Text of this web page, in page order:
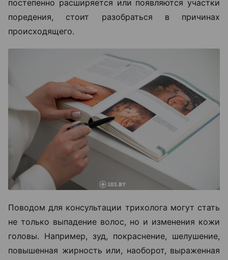
постепенно расширяется или появляются участки
поредения, стоит разобраться в причинах
происходящего.
Поводом для консультации трихолога могут стать
не только выпадение волос, но и изменения кожи
головы. Например, зуд, покраснение, шелушение,
повышенная жирность или, наоборот, выраженная